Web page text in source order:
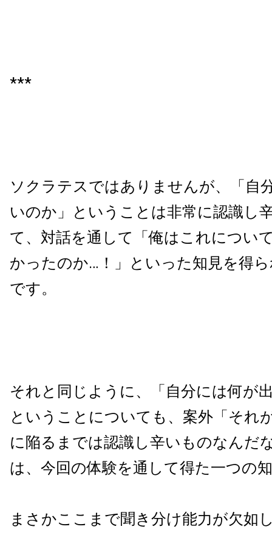
***
ソクラテスではありませんが、「自
いのか」ということは非常に認識し
て、対話を通して「俺はこれについ
かったのか…！」といった知見を得
です。
それと同じように、「自分には何が
ということについても、案外「それ
に陥るまでは認識し辛いものなんだ
は、今回の体験を通して得た一つの
まさかここまで聞き分け能力が欠如